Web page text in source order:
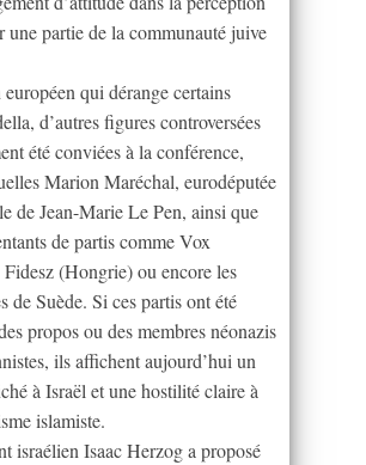
une partie de la communauté juive
qui dérange certains
d’autres figures controversées
été conviées à la conférence,
Marion Maréchal, eurodéputée
de Jean-Marie Le Pen, ainsi que
de partis comme Vox
(Hongrie) ou encore les
de Suède. Si ces partis ont été
propos ou des membres néonazis
ils affichent aujourd’hui un
à Israël et une hostilité claire à
islamiste.
israélien Isaac Herzog a proposé